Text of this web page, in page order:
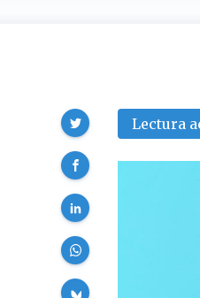
Lectura
Compartir